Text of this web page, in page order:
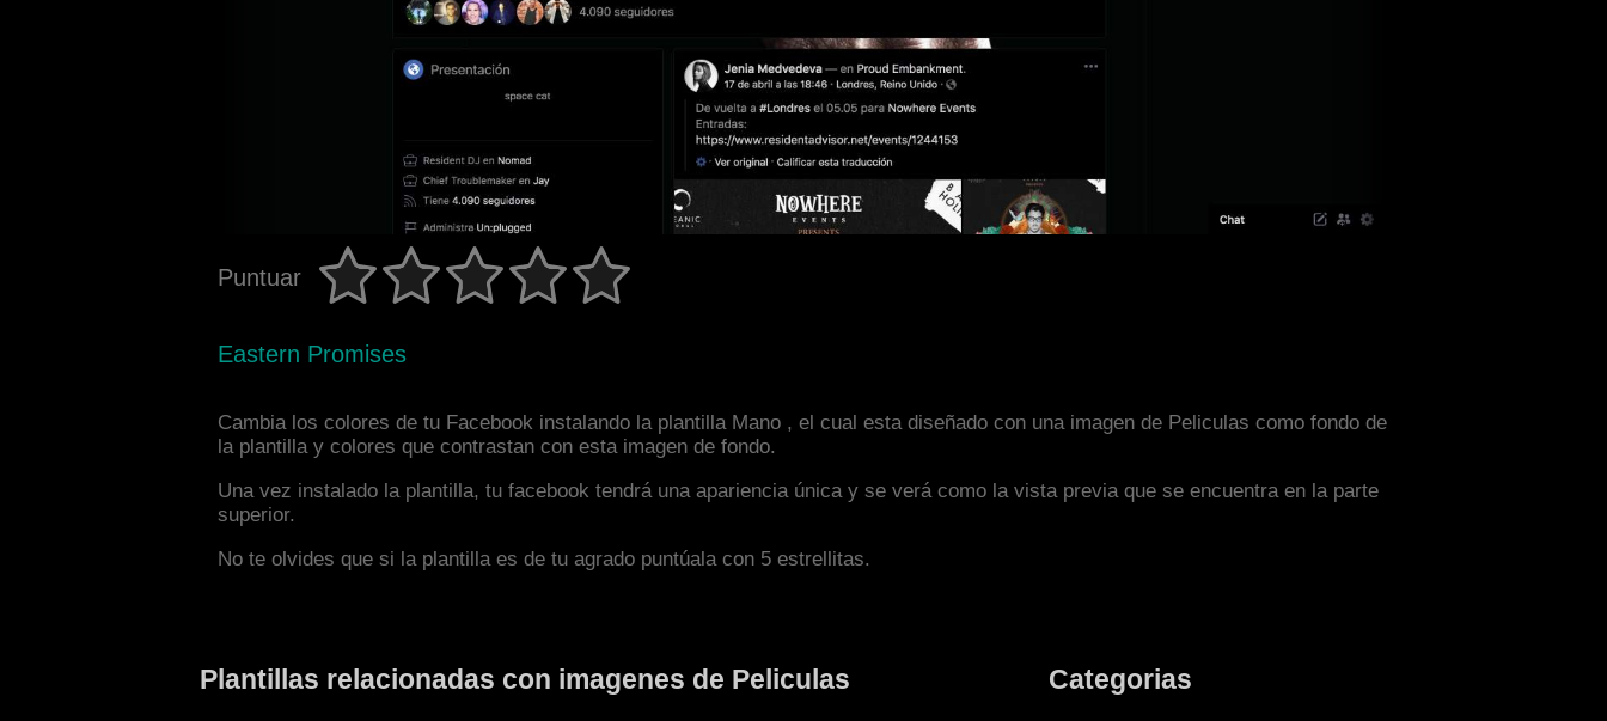
Puntuar
Eastern Promises
Cambia los colores de tu Facebook instalando la plantilla Mano , el cual esta diseñado con una imagen de Peliculas como fondo de
la plantilla y colores que contrastan con esta imagen de fondo.
Una vez instalado la plantilla, tu facebook tendrá una apariencia única y se verá como la vista previa que se encuentra en la parte
superior.
No te olvides que si la plantilla es de tu agrado puntúala con 5 estrellitas.
Plantillas relacionadas con imagenes de Peliculas Categorias